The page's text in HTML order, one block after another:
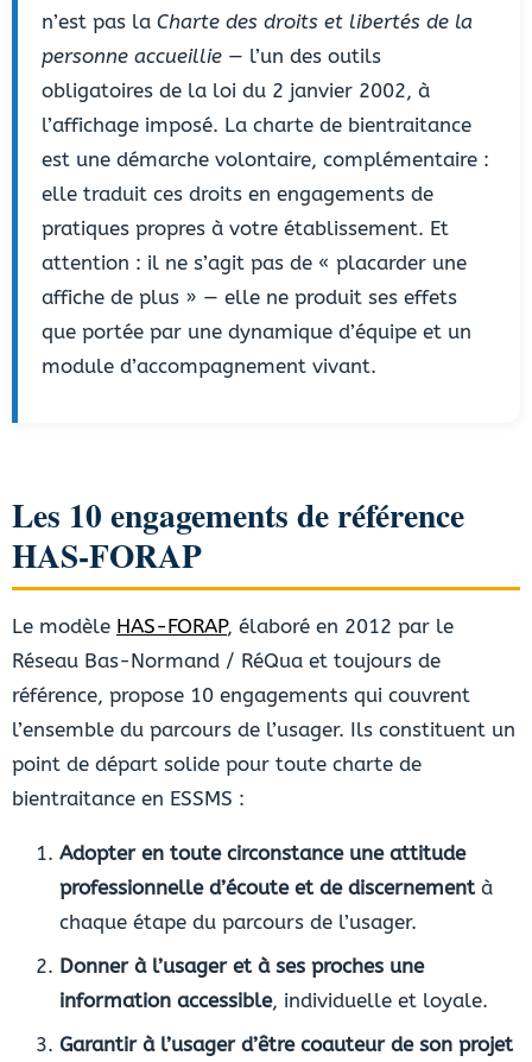
n’est pas la Charte des droits et libertés de la
personne accueillie — l’un des outils
obligatoires de la loi du 2 janvier 2002, à
l’affichage imposé. La charte de bientraitance
est une démarche volontaire, complémentaire :
elle traduit ces droits en engagements de
pratiques propres à votre établissement. Et
attention : il ne s’agit pas de « placarder une
affiche de plus » — elle ne produit ses effets
que portée par une dynamique d’équipe et un
module d’accompagnement vivant.
Les 10 engagements de référence
HAS-FORAP
Le modèle HAS-FORAP, élaboré en 2012 par le
Réseau Bas-Normand / RéQua et toujours de
référence, propose 10 engagements qui couvrent
l’ensemble du parcours de l’usager. Ils constituent un
point de départ solide pour toute charte de
bientraitance en ESSMS :
Adopter en toute circonstance une attitude
professionnelle d’écoute et de discernement à
chaque étape du parcours de l’usager.
Donner à l’usager et à ses proches une
information accessible, individuelle et loyale.
Garantir à l’usager d’être coauteur de son projet